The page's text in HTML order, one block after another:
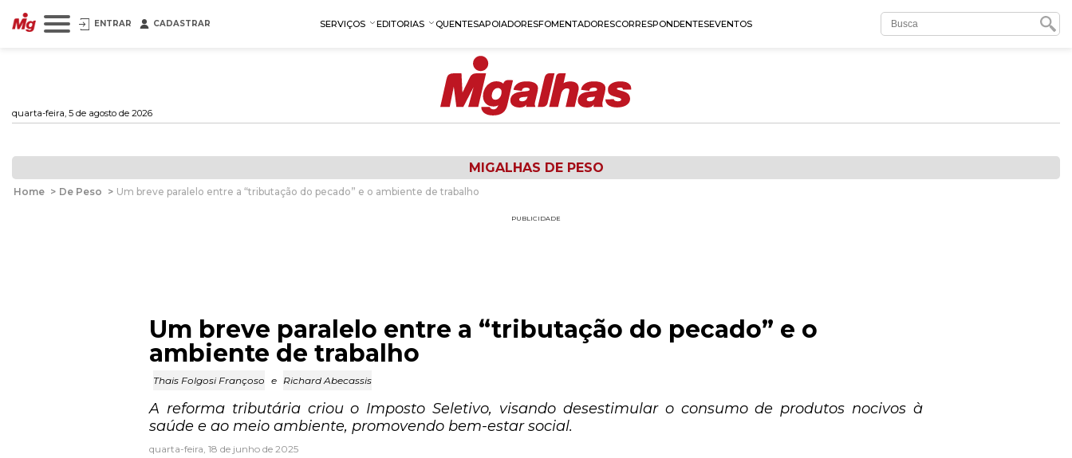
ENTRAR CADASTRAR SERVIÇOS EDITORIAS QUENTESAPOIADORESFOMENTADORESCORRESPONDENTESEVENTOS
quarta-feira, 5 de agosto de 2026
MIGALHAS DE PESO
Home > De Peso > Um breve paralelo entre a “tributação do pecado” e o ambiente de trabalho
PUBLICIDADE
Um breve paralelo entre a “tributação do pecado” e o
ambiente de trabalho
Thais Folgosi Françoso e Richard Abecassis
A reforma tributária criou o Imposto Seletivo, visando desestimular o consumo de produtos nocivos à
saúde e ao meio ambiente, promovendo bem-estar social.
quarta-feira, 18 de junho de 2025